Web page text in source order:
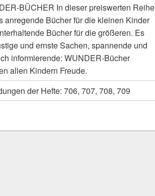
BÜCHER In dieser preiswerten Reihe
anregende Bücher für die kleinen Kinder
Bücher für die größeren. Es
und ernste Sachen, spannende und
informierende: WUNDER-Bücher
allen Kindern Freude.
der Hefte: 706, 707, 708, 709